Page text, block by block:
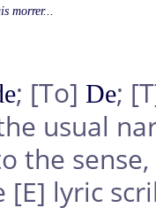
morrer...
; [To] De;
usual
the
[E] lyric